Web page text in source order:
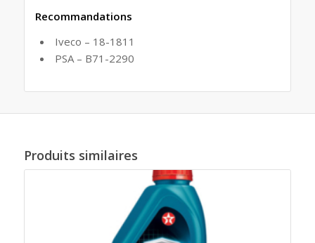
Recommandations
Iveco – 18-1811
PSA – B71-2290
Produits similaires